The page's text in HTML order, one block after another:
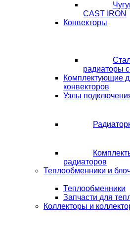
CAST IRON
Конвекторы
радиаторы
Комплектующие
конвекторов
Узлы
радиаторов
Теплообменники и
Теплообменники
Запчасти для
Коллекторы и